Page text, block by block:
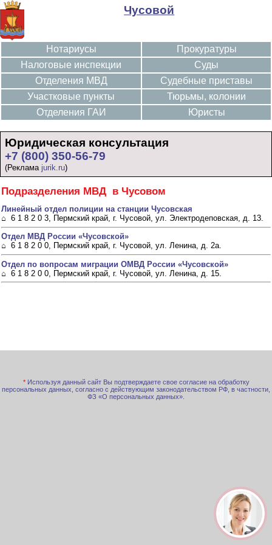
Чусовой
Нотариусы
Налоговые инспекции
Отделения МВД
Участковые пункты
Отделения ГАИ
Прокуратуры
Суды
Судебные приставы
Тюрьмы, колонии
Юристы
Юридическая консультация
+7 (800) 350-56-79
(Реклама jurik.ru)
Подразделения МВД в Чусовом
Линейный отдел полиции на станции Чусовская
⌂ 6 1 8 2 0 3, Пермский край, г. Чусовой, ул. Электродеповская, д. 13.
Отдел МВД России «Чусовской»
⌂ 6 1 8 2 0 0, Пермский край, г. Чусовой, ул. Ленина, д. 2а.
Отдел по вопросам миграции ОМВД России «Чусовской»
⌂ 6 1 8 2 0 0, Пермский край, г. Чусовой, ул. Ленина, д. 15.
* Используя данный сайт Вы подтверждаете свое согласие на обработку
персональных данных, согласно с действующим законодательством РФ, в частности,
ФЗ «О персональных данных».